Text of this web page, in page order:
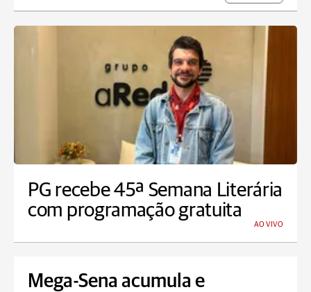
PG recebe 45ª Semana Literária
com programação gratuita
AO VIVO
Mega-Sena acumula e